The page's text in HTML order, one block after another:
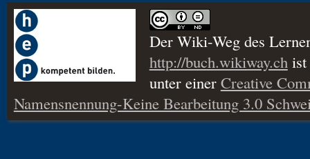
Der Wiki-Weg des
http://buch.wikiway.chist
unter einer Creative
Namensnennung-Keine Bearbeitung 3.0